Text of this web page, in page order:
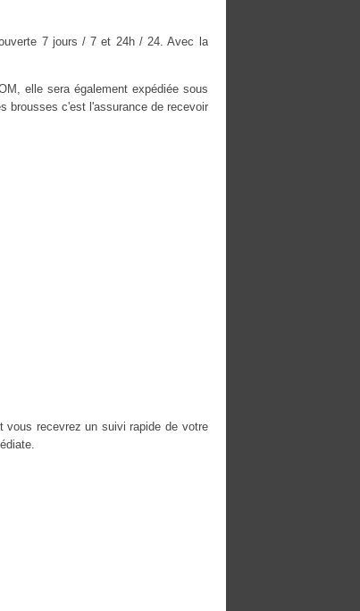
7 jours / 7 et 24h / 24. Avec la
elle sera également expédiée sous
brousses c'est l'assurance de recevoir
vous recevrez un suivi rapide de votre